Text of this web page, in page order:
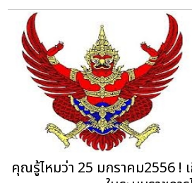
คุณรู้ไหมว่า 25 มกราคม2556 !